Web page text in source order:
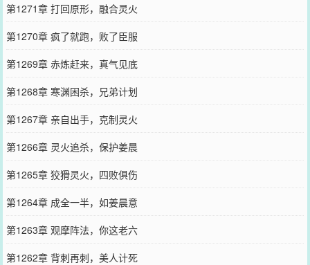
第1271章 打回原形，融合灵火
第1270章 疯了就跑，败了臣服
第1269章 赤炼赶来，真气见底
第1268章 寒渊困杀，兄弟计划
第1267章 亲自出手，克制灵火
第1266章 灵火追杀，保护姜晨
第1265章 狡猾灵火，四败俱伤
第1264章 成全一半，如姜晨意
第1263章 观摩阵法，你这老六
第1262章 背刺再刺，美人计死